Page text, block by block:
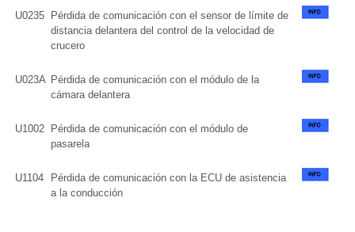
U0235
Pérdida de comunicación con el sensor de límite de
distancia delantera del control de la velocidad de
crucero
U023A Pérdida de comunicación con el módulo de la
cámara delantera
U1002
Pérdida de comunicación con el módulo de
pasarela
U1104
Pérdida de comunicación con la ECU de asistencia
a la conducción